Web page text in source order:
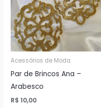
Acessórios de Moda
Par de Brincos Ana –
Arabesco
R$ 10,00